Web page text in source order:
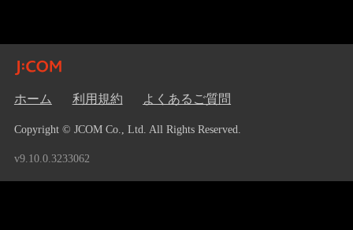
ホーム 利用規約 よくあるご質問
Copyright © JCOM Co., Ltd. All Rights Reserved.
v9.10.0.3233062